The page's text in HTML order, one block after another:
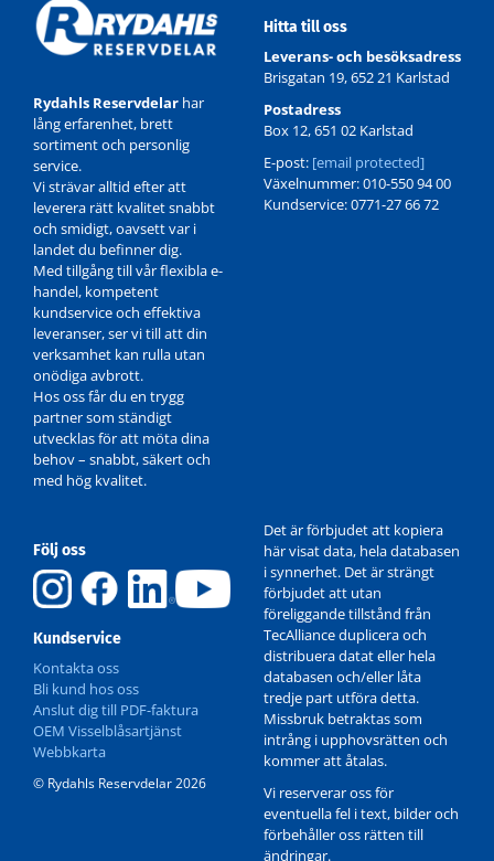
Rydahls Reservdelar har
lång erfarenhet, brett
sortiment och personlig
service.
Vi strävar alltid efter att
leverera rätt kvalitet snabbt
och smidigt, oavsett var i
landet du befinner dig.
Med tillgång till vår flexibla e-
handel, kompetent
kundservice och effektiva
leveranser, ser vi till att din
verksamhet kan rulla utan
onödiga avbrott.
Hos oss får du en trygg
partner som ständigt
utvecklas för att möta dina
behov – snabbt, säkert och
med hög kvalitet.
Hitta till oss
Leverans- och besöksadress
Brisgatan 19, 652 21 Karlstad
Postadress
Box 12, 651 02 Karlstad
E-post: [email protected]
Växelnummer: 010-550 94 00
Kundservice: 0771-27 66 72
Följ oss
Kundservice
Kontakta oss
Bli kund hos oss
Anslut dig till PDF-faktura
OEM Visselblåsartjänst
Webbkarta
© Rydahls Reservdelar 2026
Det är förbjudet att kopiera
här visat data, hela databasen
i synnerhet. Det är strängt
förbjudet att utan
föreliggande tillstånd från
TecAlliance duplicera och
distribuera datat eller hela
databasen och/eller låta
tredje part utföra detta.
Missbruk betraktas som
intrång i upphovsrätten och
kommer att åtalas.
Vi reserverar oss för
eventuella fel i text, bilder och
förbehåller oss rätten till
ändringar.